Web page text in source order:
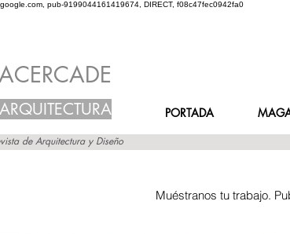
google.com, pub-9199044161419674, DIRECT, f08c47fec0942fa0
PORTADA
de Arquitectura y Diseño
Muéstranos tu trabajo.